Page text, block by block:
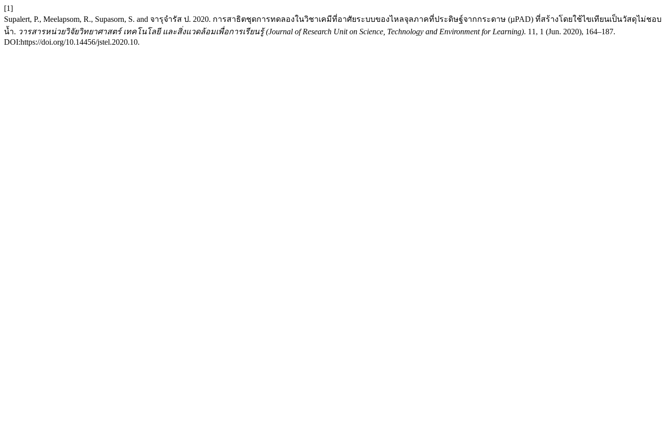
[1]
Supalert, P., Meelapsom, R., Supasorn, S. and จารุจำรัส ป. 2020. การสาธิตชุดการทดลองในวิชาเคมีที่อาศัยระบบของไหลจุลภาคที่ประดิษฐ์จากกระดาษ (µPAD) ที่สร้างโดยใช้ไขเทียนเป็นวัสดุไม่ชอบ
น้ำ. วารสารหน่วยวิจัยวิทยาศาสตร์ เทคโนโลยี และสิ่งแวดล้อมเพื่อการเรียนรู้ (Journal of Research Unit on Science, Technology and Environment for Learning). 11, 1 (Jun. 2020), 164–187.
DOI:https://doi.org/10.14456/jstel.2020.10.